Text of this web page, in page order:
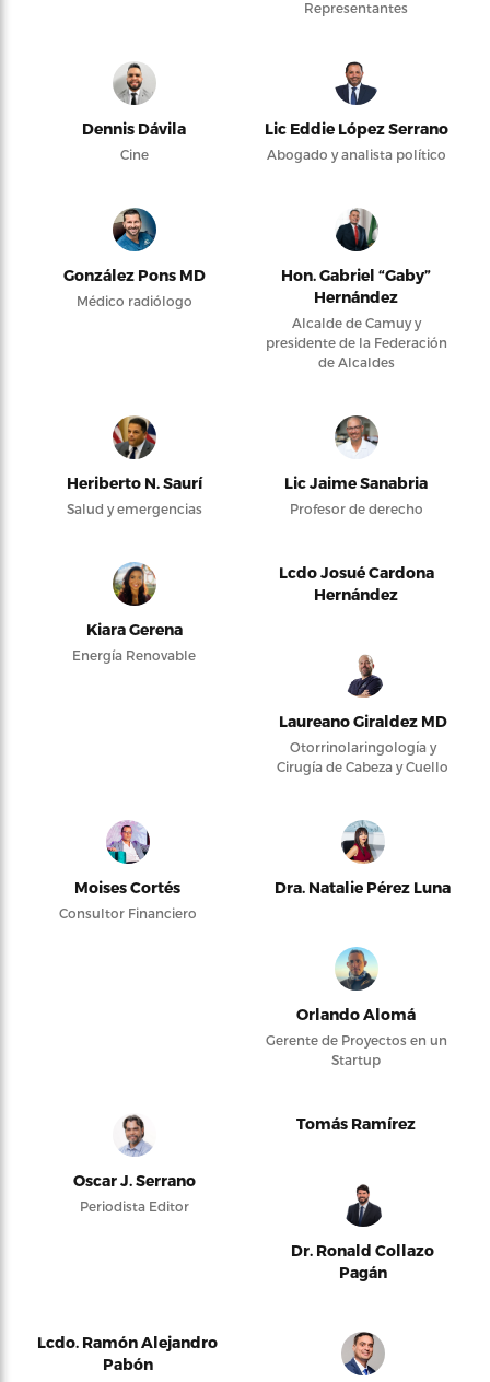
Representantes
Dennis Dávila
Cine
Lic Eddie López Serrano
Abogado y analista político
González Pons MD
Médico radiólogo
Hon. Gabriel “Gaby”
Hernández
Alcalde de Camuy y
presidente de la Federación
de Alcaldes
Heriberto N. Saurí
Salud y emergencias
Lic Jaime Sanabria
Profesor de derecho
Kiara Gerena
Energía Renovable
Lcdo Josué Cardona
Hernández
Laureano Giraldez MD
Otorrinolaringología y
Cirugía de Cabeza y Cuello
Moises Cortés
Consultor Financiero
Dra. Natalie Pérez Luna
Orlando Alomá
Gerente de Proyectos en un
Startup
Oscar J. Serrano
Periodista Editor
Tomás Ramírez
Dr. Ronald Collazo
Pagán
Lcdo. Ramón Alejandro
Pabón